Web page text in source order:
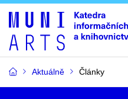
Aktuálně Články